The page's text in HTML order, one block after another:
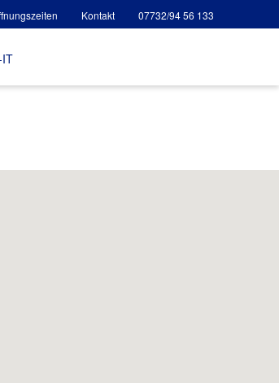
Kontakt 07732/94 56 133
IT